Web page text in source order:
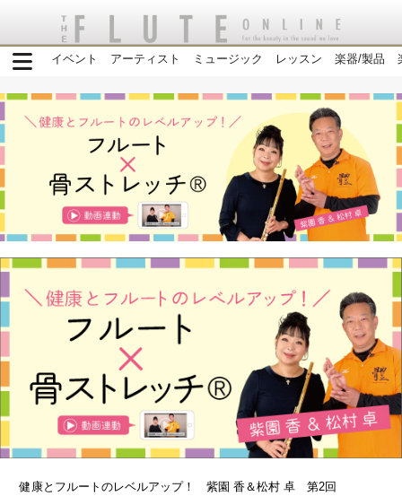
イベント アーティスト ミュージック レッスン 楽器/製品
健康とフルートのレベルアップ！ 紫園 香＆松村 卓 第2回